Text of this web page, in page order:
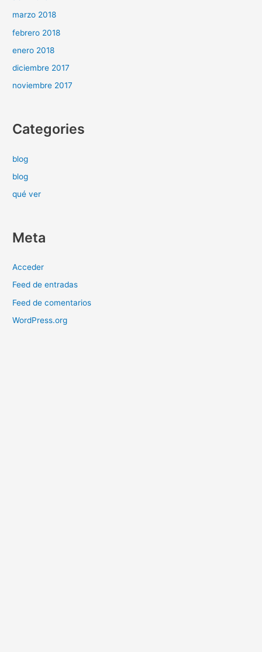
marzo 2018
febrero 2018
enero 2018
diciembre 2017
noviembre 2017
Categories
blog
blog
qué ver
Meta
Acceder
Feed de entradas
Feed de comentarios
WordPress.org